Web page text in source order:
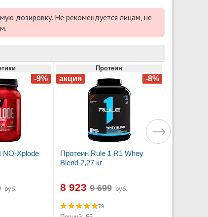
дозировку. Не рекомендуется лицам, не
NO-Xplode
руб.
Протеин
Протеин Rule 1 R1 Whey
Blend 2,27 кг
8 923 руб.
79